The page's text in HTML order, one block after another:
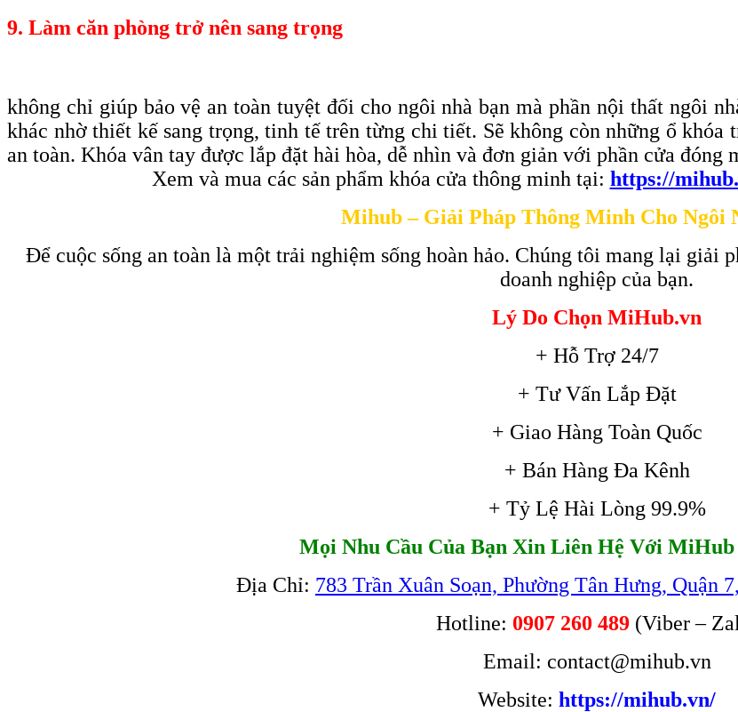
9. Làm căn phòng trở nên sang trọng
không chỉ giúp bảo vệ an toàn tuyệt đối cho ngôi nhà bạn mà phần nội thất ngôi
khác nhờ thiết kế sang trọng, tinh tế trên từng chi tiết. Sẽ không còn những ổ
an toàn. Khóa vân tay được lắp đặt hài hòa, dễ nhìn và đơn giản với phần cửa đóng
Xem và mua các sản phẩm khóa cửa thông minh tại: https://
Mihub – Giải Pháp Thông Minh Cho Ngôi
Để cuộc sống an toàn là một trải nghiệm sống hoàn hảo. Chúng tôi mang lại giải
doanh nghiệp của bạn.
Lý Do Chọn MiHub.vn
+ Hỗ Trợ 24/7
+ Tư Vấn Lắp Đặt
+ Giao Hàng Toàn Quốc
+ Bán Hàng Đa Kênh
+ Tỷ Lệ Hài Lòng 99.9%
Mọi Nhu Cầu Của Bạn Xin Liên Hệ Với
Địa Chỉ: 783 Trần Xuân Soạn, Phường Tân Hưng, Quận
Hotline: 0907 260 489(Viber –
Email: contact@mihub.vn
Website: https://mihub.vn/